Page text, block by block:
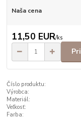
Naša cena
11,50 EUR/ks
Číslo produktu:
Výrobca:
Materiál:
Veľkosť:
Farba: